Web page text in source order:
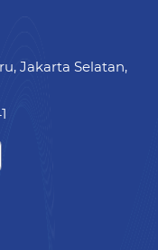
Jakarta Selatan,